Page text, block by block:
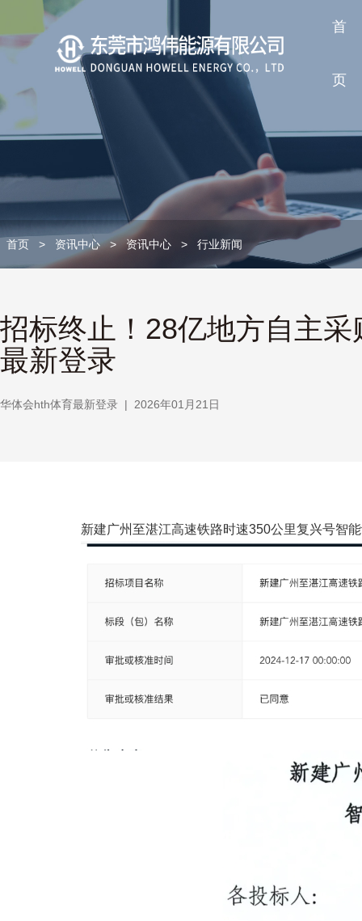
首
页
首页 > 资讯中心 > 资讯中心 > 行业新闻
招标终止！28亿地方自主
最新登录
华体会hth体育最新登录 | 2026年01月21日
新建广州至湛江高速铁路时速350公里复兴号智